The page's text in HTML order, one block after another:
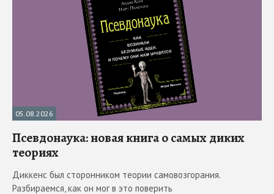
05.08.2026
Псевдонаука: новая книга о самых диких
теориях
Диккенс был сторонником теории самовозгорания.
Разбираемся, как он мог в это поверить